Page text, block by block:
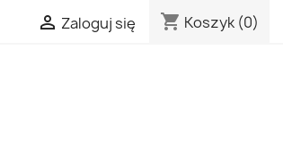
 Zaloguj się shopping_cart Koszyk (0)